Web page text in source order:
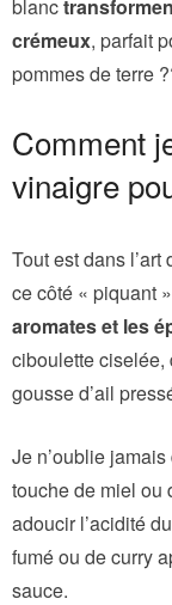
blanc
crémeux, parfait
pommes de terre
Comment
vinaigre
Tout est dans l’art
ce côté « piquant
aromates et les
ciboulette ciselée,
gousse d’ail
Je n’oublie jamais
touche de miel ou
adoucir l’acidité
fumé ou de curry
sauce.